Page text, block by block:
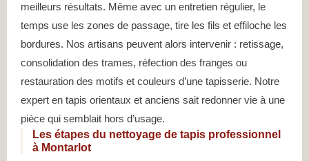
meilleurs résultats. Même avec un entretien régulier, le
temps use les zones de passage, tire les fils et effiloche les
bordures. Nos artisans peuvent alors intervenir : retissage,
consolidation des trames, réfection des franges ou
restauration des motifs et couleurs d’une tapisserie. Notre
expert en tapis orientaux et anciens sait redonner vie à une
pièce qui semblait hors d’usage.
Les étapes du nettoyage de tapis professionnel
à Montarlot